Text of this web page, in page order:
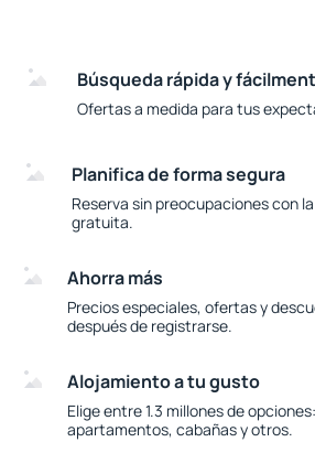
Búsqueda rápida y
Ofertas a medida para tus
Planifica de forma segura
Reserva sin preocupaciones con
gratuita.
Ahorra más
Precios especiales, ofertas y
después de registrarse.
Alojamiento a tu gusto
Elige entre 1.3 millones de
apartamentos, cabañas y otros.